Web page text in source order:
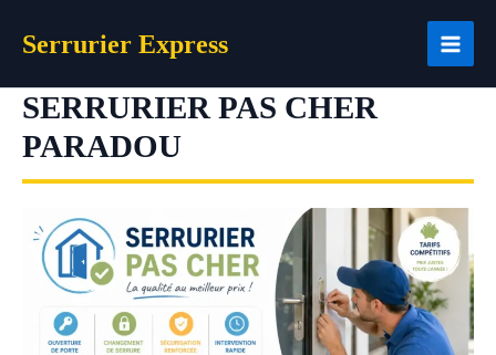
Serrurier Express
SERRURIER PAS CHER
PARADOU